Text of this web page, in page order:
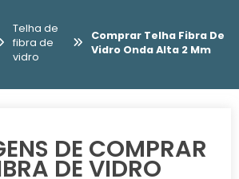
Telha de
fibra de
vidro
Comprar Telha Fibra De
Vidro Onda Alta 2 Mm
DE COMPRAR
DE VIDRO